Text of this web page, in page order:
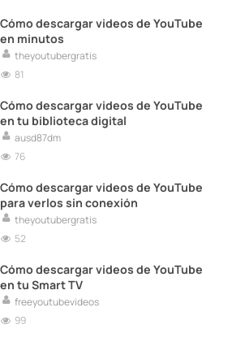
Cómo descargar videos de YouTube
en minutos
theyoutubergratis
81
Cómo descargar videos de YouTube
en tu biblioteca digital
ausd87dm
76
Cómo descargar videos de YouTube
para verlos sin conexión
theyoutubergratis
52
Cómo descargar videos de YouTube
en tu Smart TV
freeyoutubevideos
99